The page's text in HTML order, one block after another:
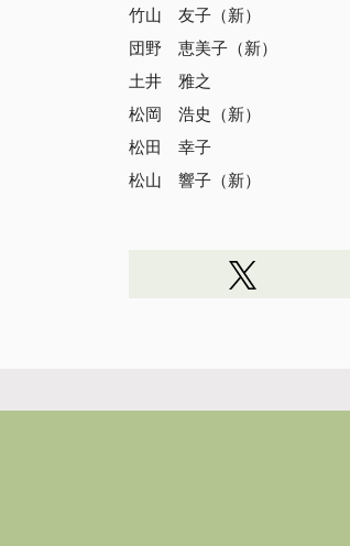
竹山 友子（新）
団野 恵美子（新）
土井 雅之
松岡 浩史（新）
松田 幸子
松山 響子（新）